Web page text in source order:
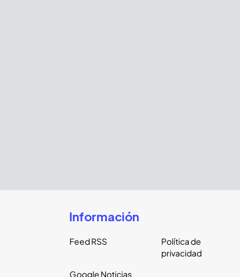
Información
Feed RSS
Política de
privacidad
Google Noticias